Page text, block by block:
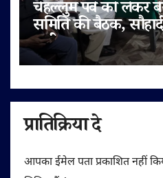
चेहल्लुम पर्व को लेकर
समिति की बैठक,
अपील
प्रातिक्रिया दे
आपका ईमेल पता प्रकाशित नहीं